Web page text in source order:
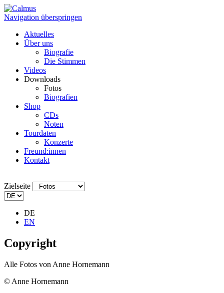
Navigation überspringen
Aktuelles
Über uns
Biografie
Die Stimmen
Videos
Downloads
Fotos
Biografien
Shop
CDs
Noten
Tourdaten
Konzerte
Freund:innen
Kontakt
Zielseite
DE
EN
Copyright
Alle Fotos von Anne Hornemann
© Anne Hornemann